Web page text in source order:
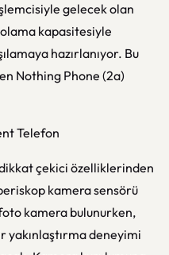
gelecek olan
kapasitesiyle
hazırlanıyor. Bu
Nothing Phone (2a)
Telefon
çekici özelliklerinden
kamera sensörü
kamera bulunurken,
yakınlaştırma deneyimi